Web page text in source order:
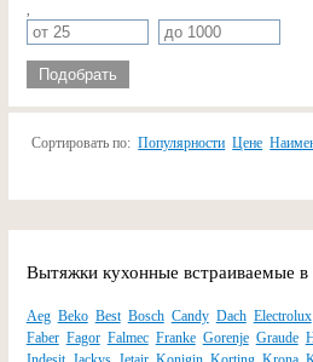
Подобрать
Сортировать по: Популярности Цене
Вытяжки кухонные встраиваемые
Aeg Beko Best Bosch Candy Dach Electrolux
Faber Fagor Falmec Franke Gorenje Graude